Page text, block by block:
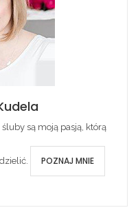
są moją pasją, którą
POZNAJ MNIE